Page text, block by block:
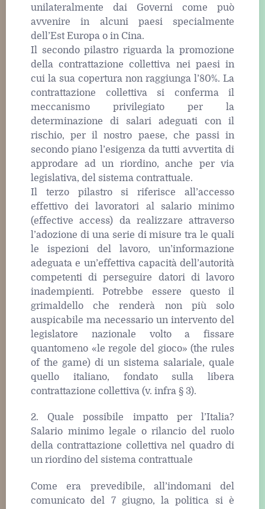
unilateralmente dai Governi come può
avvenire in alcuni paesi specialmente
dell’Est Europa o in Cina.
Il secondo pilastro riguarda la promozione
della contrattazione collettiva nei paesi in
cui la sua copertura non raggiunga l’80%. La
contrattazione collettiva si conferma il
meccanismo privilegiato per la
determinazione di salari adeguati con il
rischio, per il nostro paese, che passi in
secondo piano l’esigenza da tutti avvertita di
approdare ad un riordino, anche per via
legislativa, del sistema contrattuale.
Il terzo pilastro si riferisce all’accesso
effettivo dei lavoratori al salario minimo
(effective access) da realizzare attraverso
l’adozione di una serie di misure tra le quali
le ispezioni del lavoro, un’informazione
adeguata e un’effettiva capacità dell’autorità
competenti di perseguire datori di lavoro
inadempienti. Potrebbe essere questo il
grimaldello che renderà non più solo
auspicabile ma necessario un intervento del
legislatore nazionale volto a fissare
quantomeno «le regole del gioco» (the rules
of the game) di un sistema salariale, quale
quello italiano, fondato sulla libera
contrattazione collettiva (v. infra § 3).
2. Quale possibile impatto per l’Italia?
Salario minimo legale o rilancio del ruolo
della contrattazione collettiva nel quadro di
un riordino del sistema contrattuale
Come era prevedibile, all’indomani del
comunicato del 7 giugno, la politica si è